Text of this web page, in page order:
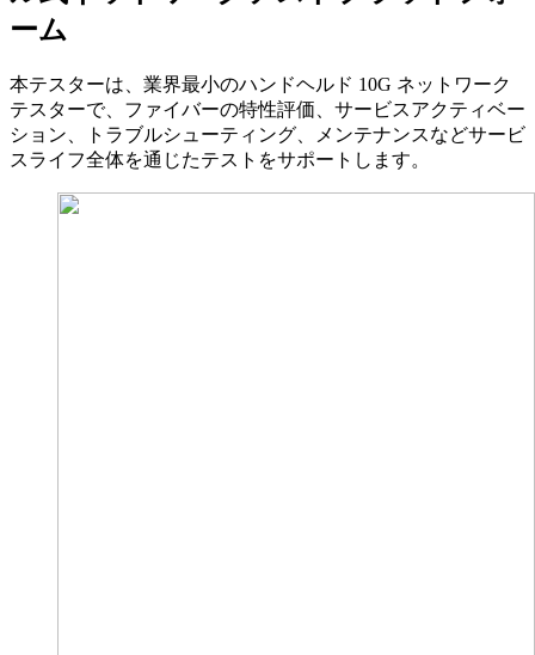
ーム
本テスターは、業界最小のハンドヘルド 10G ネットワーク
テスターで、ファイバーの特性評価、サービスアクティベー
ション、トラブルシューティング、メンテナンスなどサービ
スライフ全体を通じたテストをサポートします。